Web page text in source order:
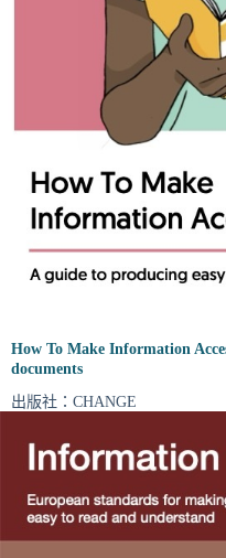
How To Make Information
documents
出版社：CHANGE